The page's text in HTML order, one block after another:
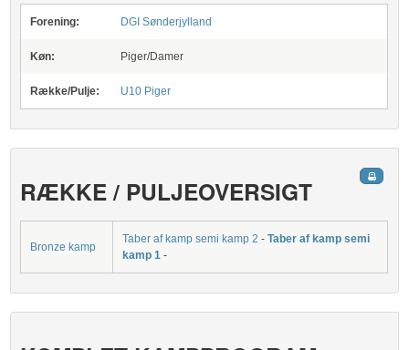
Forening: DGI Sønderjylland
Køn: Piger/Damer
Række/Pulje: U10 Piger
RÆKKE / PULJEOVERSIGT
Bronze kamp
Taber af kamp semi kamp 2 -Taber af kamp semi
kamp 1 -